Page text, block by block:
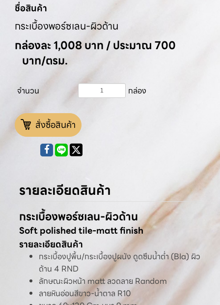
ชื่อสินค้า
กระเบื้องพอร์ซเลน-ผิวด้าน
กล่องละ 1,008 บาท / ประมาณ 700
บาท/ตรม.
จำนวน กล่อง
สั่งซื้อสินค้า
รายละเอียดสินค้า
กระเบื้องพอร์ซเลน-ผิวด้าน
Soft polished tile-matt finish
รายละเอียดสินค้า
กระเบื้องปูพื้น/กระเบื้องปูผนัง ดูดซึมน้ำต่ำ (BIa) ผิว
ด้าน 4 RND
ลักษณะผิวหน้า matt ลวดลาย Random
ลายหินอ่อนสีขาว-น้ำตาล R10